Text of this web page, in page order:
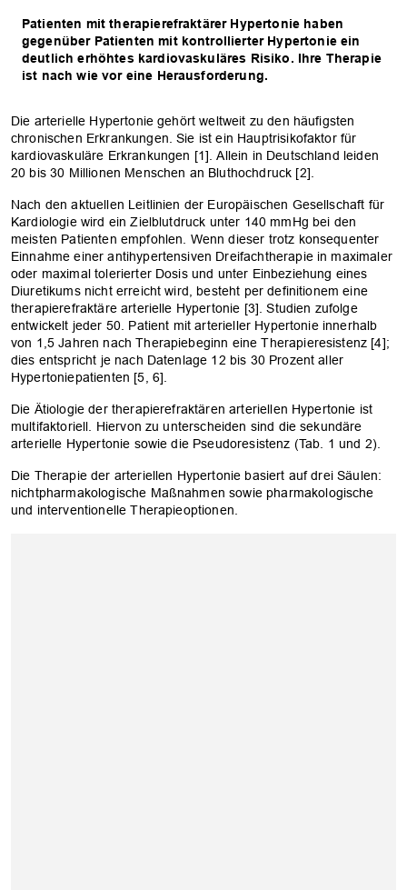
Patienten mit therapierefraktärer Hypertonie haben
gegenüber Patienten mit kontrollierter Hypertonie ein
deutlich erhöhtes kardiovaskuläres Risiko. Ihre Therapie
ist nach wie vor eine Herausforderung.
Die arterielle Hypertonie gehört weltweit zu den häufigsten
chronischen Erkrankungen. Sie ist ein Hauptrisikofaktor für
kardiovaskuläre Erkrankungen [1]. Allein in Deutschland leiden
20 bis 30 Millionen Menschen an Bluthochdruck [2].
Nach den aktuellen Leitlinien der Europäischen Gesellschaft für
Kardiologie wird ein Zielblutdruck unter 140 mmHg bei den
meisten Patienten empfohlen. Wenn dieser trotz konsequenter
Einnahme ­einer antihypertensiven Dreifachtherapie in maximaler
oder maximal tolerierter Dosis und unter Einbeziehung eines
Diuretikums nicht erreicht wird, besteht per definitionem eine
therapierefraktäre arte­rielle Hypertonie [3]. Studien zufolge
entwickelt jeder 50. Patient­ mit arterieller Hypertonie innerhalb
von 1,5 Jahren nach Therapiebeginn eine Therapieresistenz [4];
dies entspricht je nach Datenlage 12 bis 30 Prozent aller
Hypertoniepa­tienten [5, 6].
Die Ätiologie der therapierefraktären arte­riellen Hypertonie ist
multifaktoriell. Hiervon zu unterscheiden sind die sekundäre
arterielle Hypertonie sowie die Pseudoresistenz (Tab. 1 und 2).
Die Therapie der arteriellen Hypertonie basiert auf drei Säulen:
nichtpharmakologische Maßnahmen sowie pharmakologische
und interventionelle Therapieoptionen.